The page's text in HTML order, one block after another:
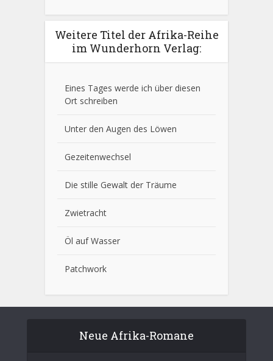
Weitere Titel der Afrika-Reihe
im Wunderhorn Verlag:
Eines Tages werde ich über diesen
Ort schreiben
Unter den Augen des Löwen
Gezeitenwechsel
Die stille Gewalt der Träume
Zwietracht
Öl auf Wasser
Patchwork
Neue Afrika-Romane